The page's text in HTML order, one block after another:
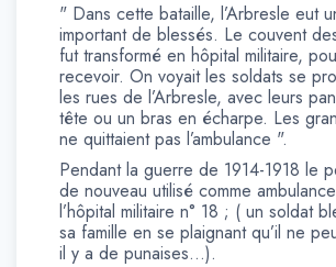
" Dans cette bataille, l’Arbresle eut
important de blessés. Le couvent
fut transformé en hôpital militaire,
recevoir. On voyait les soldats se
les rues de l’Arbresle, avec leurs
tête ou un bras en écharpe. Les
ne quittaient pas l’ambulance ".
Pendant la guerre de 1914-1918 le
de nouveau utilisé comme
l’hôpital militaire n° 18 ; ( un soldat
sa famille en se plaignant qu’il ne
il y a de punaises…).